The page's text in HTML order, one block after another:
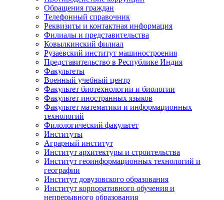
Обращения граждан
Телефонный справочник
Реквизиты и контактная информация
Филиалы и представительства
Ковылкинский филиал
Рузаевский институт машиностроения
Представительство в Республике Индия
Факультеты
Военный учебный центр
Факультет биотехнологии и биологии
Факультет иностранных языков
Факультет математики и информационных
технологий
Филологический факультет
Институты
Аграрный институт
Институт архитектуры и строительства
Институт геоинформационных технологий и
географии
Институт довузовского образования
Институт корпоративного обучения и
непрерывного образования